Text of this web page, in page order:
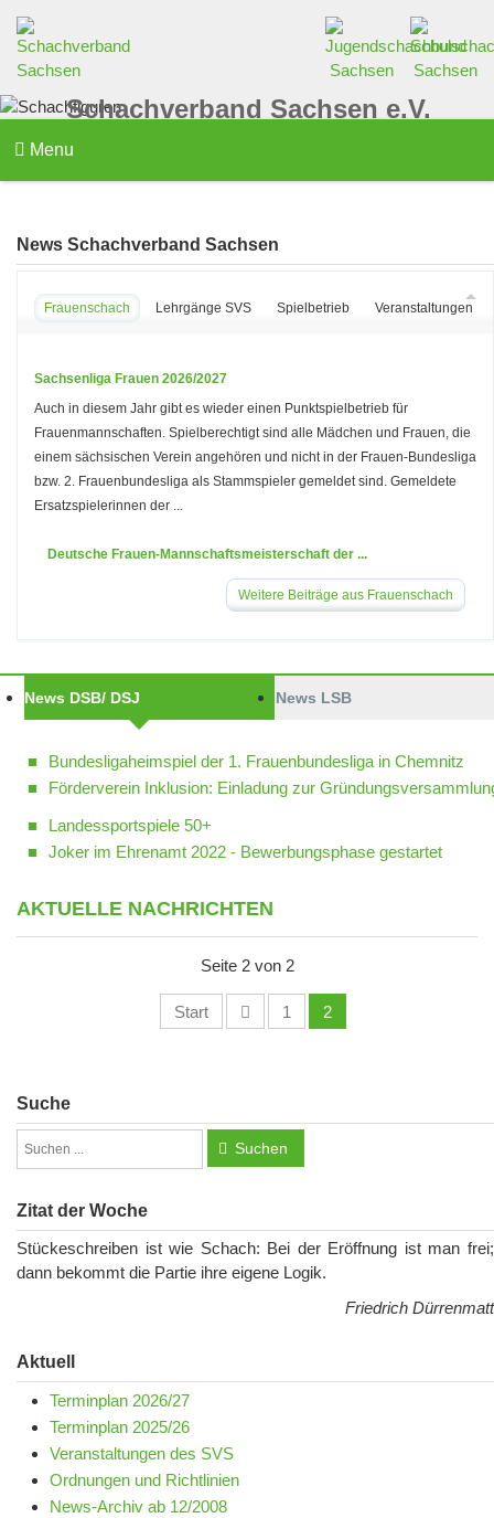
Schachverband Sachsen e.V.
Menu
News Schachverband Sachsen
Frauenschach Lehrgänge SVS Spielbetrieb Veranstaltungen
Sachsenliga Frauen 2026/2027
Auch in diesem Jahr gibt es wieder einen Punktspielbetrieb für
Frauenmannschaften. Spielberechtigt sind alle Mädchen und Frauen, die
einem sächsischen Verein angehören und nicht in der Frauen-Bundesliga
bzw. 2. Frauenbundesliga als Stammspieler gemeldet sind. Gemeldete
Ersatzspielerinnen der ...
Deutsche Frauen-Mannschaftsmeisterschaft der ...
Weitere Beiträge aus Frauenschach
News DSB/ DSJ News LSB
Bundesligaheimspiel der 1. Frauenbundesliga in Chemnitz
Förderverein Inklusion: Einladung zur
Landessportspiele 50+
Joker im Ehrenamt 2022 - Bewerbungsphase gestartet
AKTUELLE NACHRICHTEN
Seite 2 von 2
Start 1 2
Suche
Suchen
Zitat der Woche
Stückeschreiben ist wie Schach: Bei der Eröffnung ist man frei;
dann bekommt die Partie ihre eigene Logik.
Friedrich Dürrenmatt
Aktuell
Terminplan 2026/27
Terminplan 2025/26
Veranstaltungen des SVS
Ordnungen und Richtlinien
News-Archiv ab 12/2008